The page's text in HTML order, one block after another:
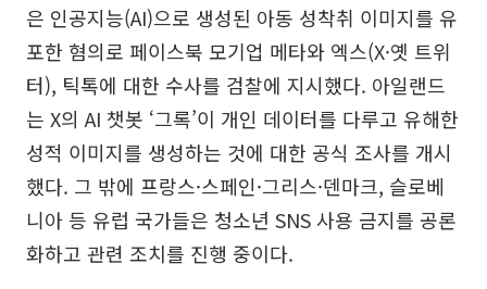
은 인공지능(AI)으로 생성된 아동 성착취 이미지를 유
포한 혐의로 페이스북 모기업 메타와 엑스(X·옛 트위
터), 틱톡에 대한 수사를 검찰에 지시했다. 아일랜드
는 X의 AI 챗봇 ‘그록’이 개인 데이터를 다루고 유해한
성적 이미지를 생성하는 것에 대한 공식 조사를 개시
했다. 그 밖에 프랑스·스페인·그리스·덴마크, 슬로베
니아 등 유럽 국가들은 청소년 SNS 사용 금지를 공론
화하고 관련 조치를 진행 중이다.